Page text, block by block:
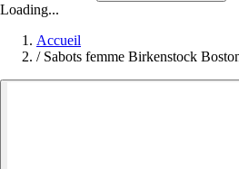
Loading...
Accueil
/ Sabots femme Birkenstock